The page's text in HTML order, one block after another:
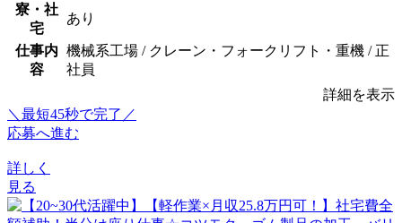
寮・社
宅
あり
仕事内
容
機械系工場 / クレーン・フォークリフト・重機 / 正
社員
詳細を表示
＼最短45秒で完了／
応募へ進む
詳しく
見る